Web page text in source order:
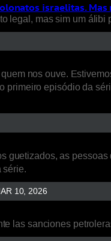
israelitas. Mas
legal, mas sim um álibi
nos ouve.
episódio da
as
série.
10, 2026
las sanciones